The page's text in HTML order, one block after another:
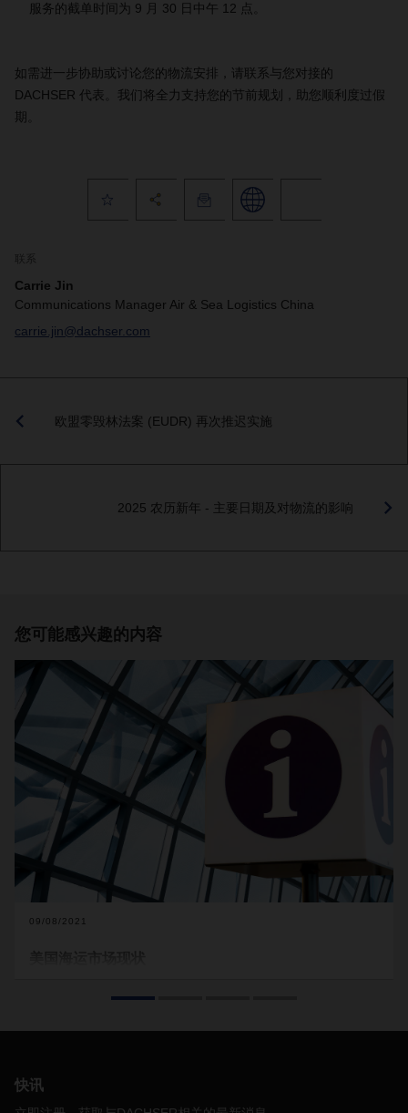
服务的截单时间为 9 月 30 日中午 12 点。
如需进一步协助或讨论您的物流安排，请联系与您对接的
DACHSER 代表。我们将全力支持您的节前规划，助您顺利度过假
Carrie Jin
Communications Manager Air & Sea Logistics China
carrie.jin@dachser.com
欧盟零毁林法案 (EUDR) 再次推迟实施
2025 农历新年 - 主要日期及对物流的影响
您可能感兴趣的内容
09/08/2021
港口和铁路拥堵
情况的原因众所周知：
全国各大港口和码头。
港口和铁路运营商的工作人员减少，从
快讯